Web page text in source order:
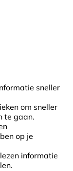
sneller
om sneller
te gaan.
op je
informatie